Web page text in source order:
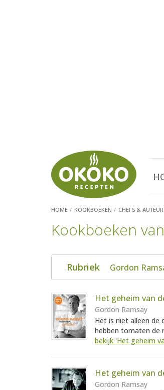
HOME KOOKBOEKEN CHEFS &
Kookboeken
Rubriek Gordon
Het geheim van
Gordon Ramsay
Het is niet alleen de
hebben tomaten de
bekijk 'Het geheim
Het geheim van
Gordon Ramsay